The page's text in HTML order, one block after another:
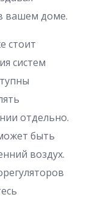
вашем доме.
стоит
систем
отдельно.
быть
воздух.